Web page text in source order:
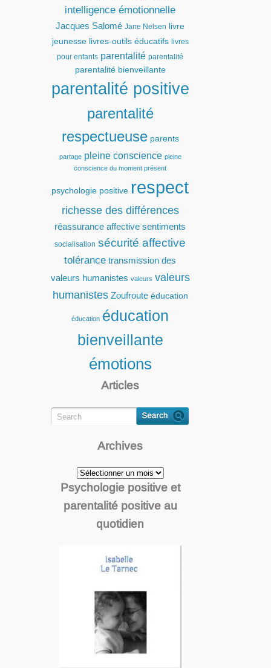
intelligence émotionnelle
Jacques Salomé Jane Nelsen
livre
jeunesse livres-outils éducatifs livres
pour enfants parentalité parentalité
parentalité bienveillante
parentalité positive
parentalité
respectueuse parents
partage pleine conscience pleine
conscience du moment présent
psychologie positive respect
richesse des différences
réassurance affective sentiments
socialisation sécurité affective
tolérance transmission des
valeurs humanistes valeurs valeurs
humanistes Zoufroute éducation
éducation éducation
bienveillante
émotions
Articles
Archives
Archives
Psychologie positive et
parentalité positive au
quotidien